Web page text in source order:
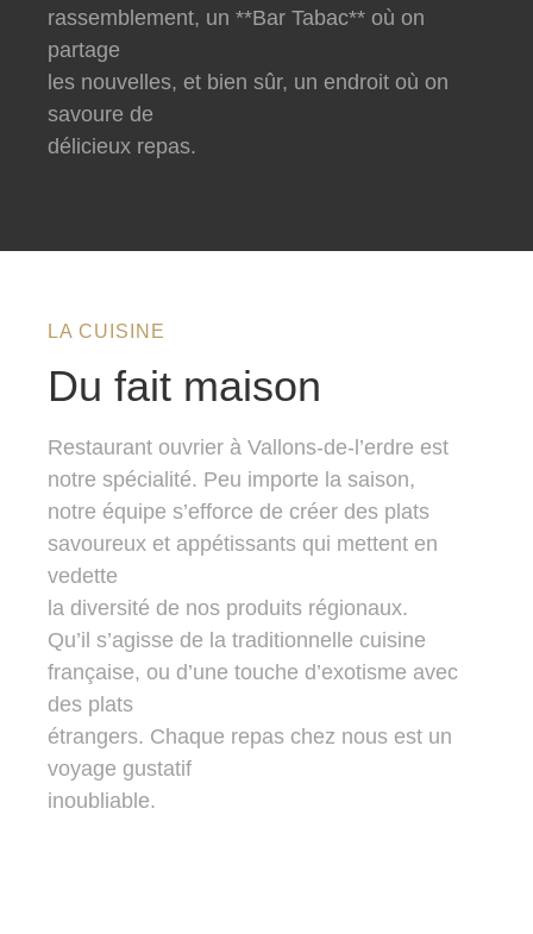
rassemblement, un **Bar Tabac** où on
partage
les nouvelles, et bien sûr, un endroit où on
savoure de
délicieux repas.
LA CUISINE
Du fait maison
Restaurant ouvrier à Vallons-de-l’erdre est
notre spécialité. Peu importe la saison,
notre équipe s’efforce de créer des plats
savoureux et appétissants qui mettent en
vedette
la diversité de nos produits régionaux.
Qu’il s’agisse de la traditionnelle cuisine
française, ou d’une touche d’exotisme avec
des plats
étrangers. Chaque repas chez nous est un
voyage gustatif
inoubliable.